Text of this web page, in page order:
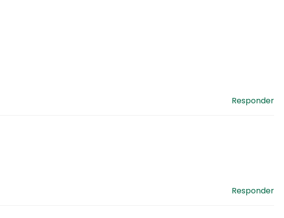
Responder
Responder